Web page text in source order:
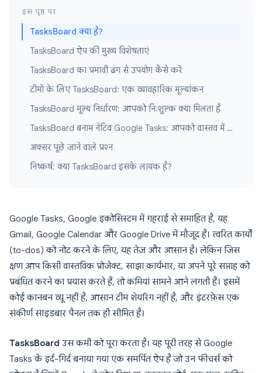
इस पृष्ठ पर
TasksBoard क्या है?
TasksBoard ऐप की मुख्य विशेषताएं
TasksBoard का प्रभावी ढंग से उपयोग कैसे करें
टीमों के लिए TasksBoard: एक व्यावहारिक मूल्यांकन
TasksBoard मूल्य निर्धारण: आपको निःशुल्क क्या मिलता है
TasksBoard बनाम नेटिव Google Tasks: आपको वास्तव में क्या लाभ मिलता है
अक्सर पूछे जाने वाले प्रश्न
निष्कर्ष: क्या TasksBoard इसके लायक है?
Google Tasks, Google इकोसिस्टम में गहराई से समाहित है, यह
Gmail, Google Calendar और Google Drive में मौजूद है। त्वरित कार्यों
(to-dos) को नोट करने के लिए, यह तेज़ और आसान है। लेकिन जिस
क्षण आप किसी वास्तविक प्रोजेक्ट, साझा कार्यभार, या अपने पूरे सप्ताह को
प्रबंधित करने का प्रयास करते हैं, तो कमियां सामने आने लगती हैं। इसमें
कोई कानबन व्यू नहीं है, आसान टीम शेयरिंग नहीं है, और इंटरफ़ेस एक
संकीर्ण साइडबार पैनल तक ही सीमित है।
TasksBoard उस कमी को पूरा करता है। यह पूरी तरह से Google
Tasks के इर्द-गिर्द बनाया गया एक समर्पित ऐप है जो उन फीचर्स को